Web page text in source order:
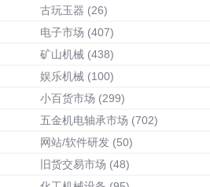
古玩玉器 (26)
电子市场 (407)
矿山机械 (438)
娱乐机械 (100)
小百货市场 (299)
五金机电轴承市场 (702)
网站/软件研发 (50)
旧货交易市场 (48)